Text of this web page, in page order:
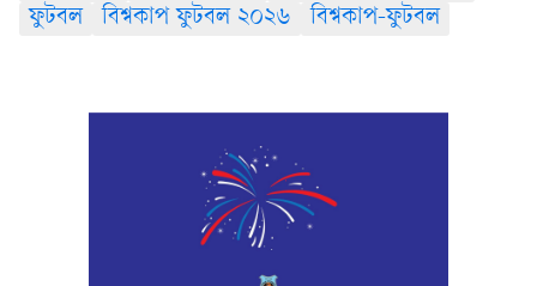
ফুটবল
বিশ্বকাপ ফুটবল ২০২৬ বিশ্বকাপ-ফুটবল